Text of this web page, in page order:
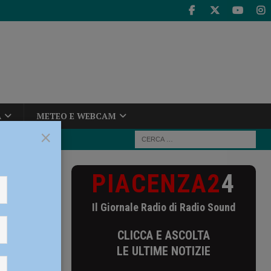
METEO E WEBCAM
accoltellato
PIACENZA24
Il Giornale Radio di Radio Sound
CLICCA E ASCOLTA
LE ULTIME NOTIZIE
×